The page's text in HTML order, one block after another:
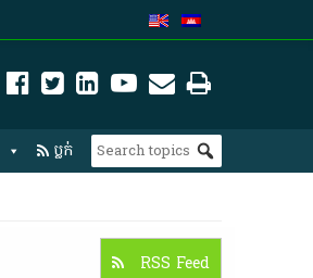
ប្លក់
RSS Feed